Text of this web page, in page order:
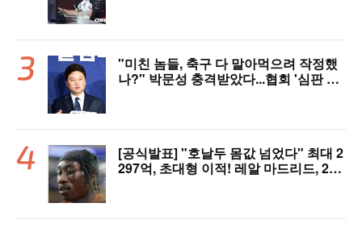
"미친 놈들, 축구 다 말아먹으려 작정했
나?" 박문성 충격받았다...협회 '심판 성
[공식발표] "호날두 몸값 넘었다" 최대 2
297억, 초대형 이적! 레알 마드리드, 21